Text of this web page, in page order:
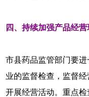
四、持续加强产品经
市县药品监管部门要
业的监督检查，监督
开展经营活动。重点